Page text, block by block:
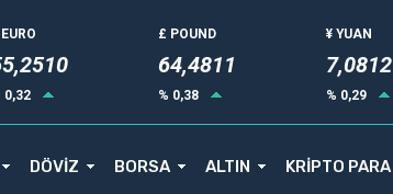
0,32
£ POUND
64,4811
% 0,38
¥ YUAN
7,0812
% 0,29
DÖVİZ BORSA ALTIN KRİPTO PARA